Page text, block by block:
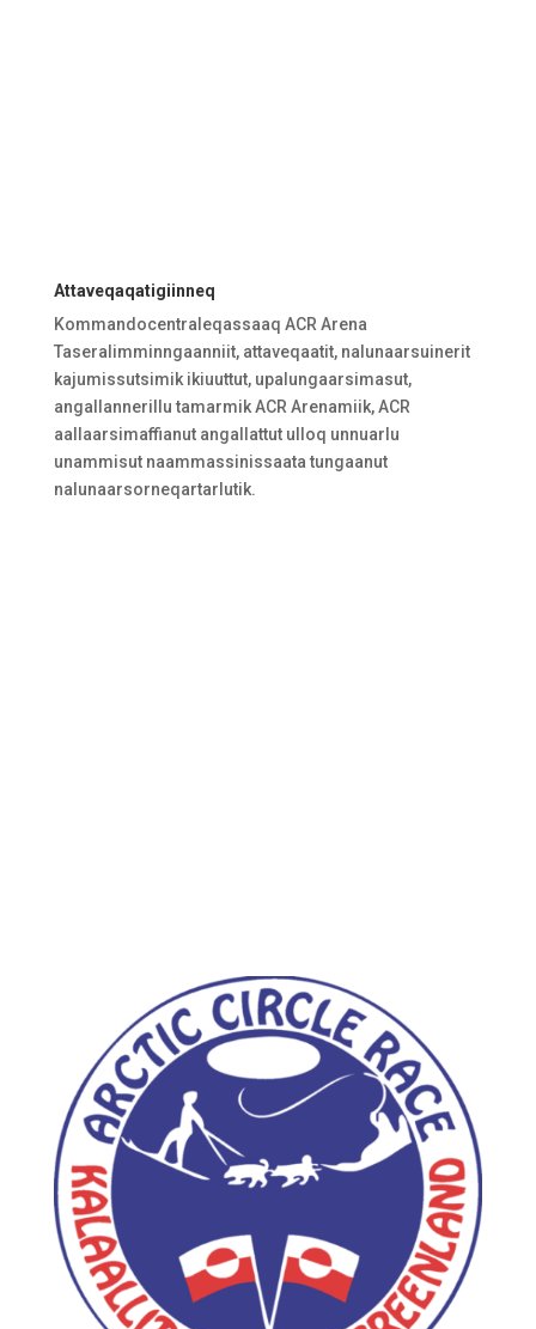
Attaveqaqatigiinneq
Kommandocentraleqassaaq ACR Arena
Taseralimminngaanniit, attaveqaatit, nalunaarsuinerit
kajumissutsimik ikiuuttut, upalungaarsimasut,
angallannerillu tamarmik ACR Arenamiik, ACR
aallaarsimaffianut angallattut ulloq unnuarlu
unammisut naammassinissaata tungaanut
nalunaarsorneqartarlutik.